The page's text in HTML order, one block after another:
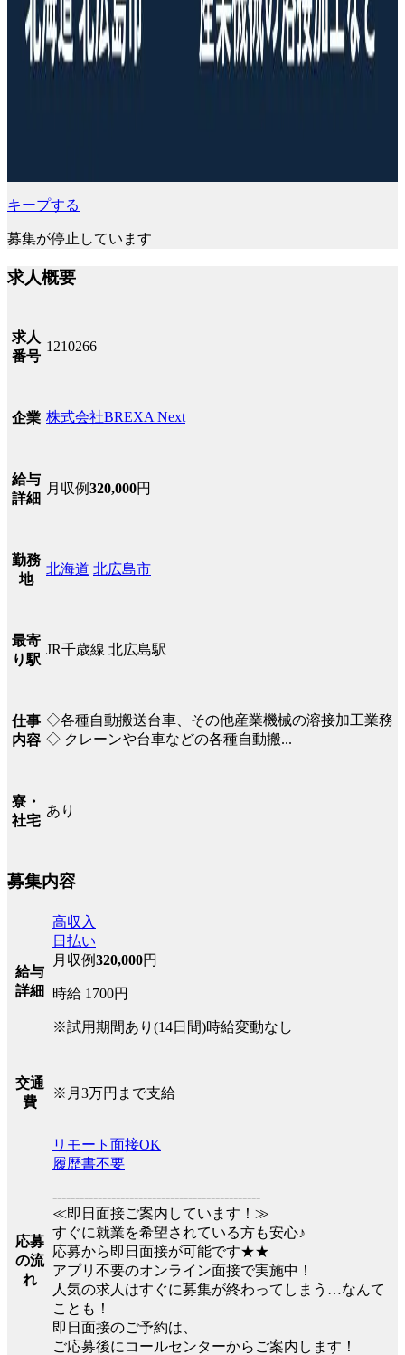
キープする
募集が停止しています
求人概要
求人
番号
1210266
企業 株式会社BREXA Next
給与
詳細
月収例320,000円
勤務
地
北海道 北広島市
最寄
り駅
JR千歳線 北広島駅
仕事
内容
◇各種自動搬送台車、その他産業機械の溶接加工業務
◇ クレーンや台車などの各種自動搬...
寮・
社宅
あり
募集内容
給与
詳細
高収入
日払い
月収例320,000円
時給 1700円
※試用期間あり(14日間)時給変動なし
交通
費
※月3万円まで支給
応募
の流
れ
リモート面接OK
履歴書不要
----------------------------------------------
≪即日面接ご案内しています！≫
すぐに就業を希望されている方も安心♪
応募から即日面接が可能です★★
アプリ不要のオンライン面接で実施中！
人気の求人はすぐに募集が終わってしまう…なんて
ことも！
即日面接のご予約は、
ご応募後にコールセンターからご案内します！